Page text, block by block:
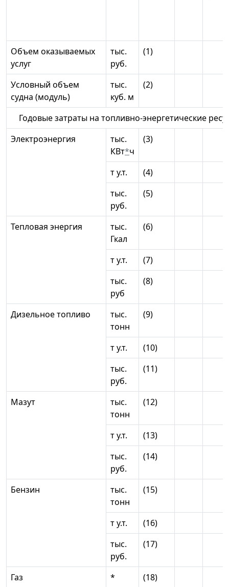
Объем оказываемых
услуг
тыс.
руб.
(1)
Условный объем
судна (модуль)
тыс.
куб. м
(2)
Годовые затраты на топливно-энергетические
Электроэнергия
тыс.
КВт*ч
(3)
т у.т.
(4)
тыс.
руб.
(5)
Тепловая энергия
тыс.
Гкал
(6)
т у.т.
(7)
тыс.
руб
(8)
Дизельное топливо
тыс.
тонн
(9)
т у.т.
(10)
тыс.
руб.
(11)
Мазут
тыс.
тонн
(12)
т у.т.
(13)
тыс.
руб.
(14)
Бензин
тыс.
тонн
(15)
т у.т.
(16)
тыс.
руб.
(17)
Газ * (18)